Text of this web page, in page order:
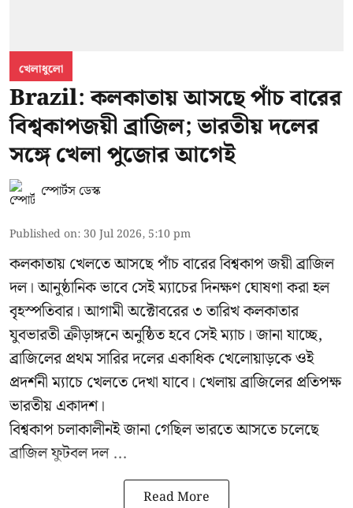
খেলাধুলো
Brazil: কলকাতায় আসছে পাঁচ বারের
বিশ্বকাপজয়ী ব্রাজিল; ভারতীয় দলের
সঙ্গে খেলা পুজোর আগেই
স্পোর্টস ডেস্ক
Published on: 30 Jul 2026, 5:10 pm
কলকাতায় খেলতে আসছে পাঁচ বারের বিশ্বকাপ জয়ী ব্রাজিল
দল। আনুষ্ঠানিক ভাবে সেই ম্যাচের দিনক্ষণ ঘোষণা করা হল
বৃহস্পতিবার। আগামী অক্টোবরের ৩ তারিখ কলকাতার
যুবভারতী ক্রীড়াঙ্গনে অনুষ্ঠিত হবে সেই ম্যাচ। জানা যাচ্ছে,
ব্রাজিলের প্রথম সারির দলের একাধিক খেলোয়াড়কে ওই
প্রদর্শনী ম্যাচে খেলতে দেখা যাবে। খেলায় ব্রাজিলের প্রতিপক্ষ
ভারতীয় একাদশ।
বিশ্বকাপ চলাকালীনই জানা গেছিল ভারতে আসতে চলেছে
ব্রাজিল ফুটবল দল ...
Read More